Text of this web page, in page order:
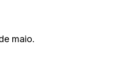
maio.